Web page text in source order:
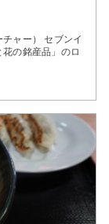
ャー） セブンイ
の銘産品」のロ